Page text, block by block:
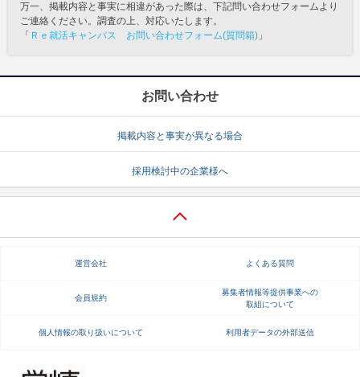
万一、掲載内容と事実に相違があった際は、下記問い合わせフォームより
ご連絡ください。調査の上、対応いたします。
「 Ｒｅ就活キャンパス お問い合わせフォーム(質問箱) 」
お問い合わせ
掲載内容と事実が異なる場合
採用検討中の企業様へ
運営会社 よくある質問
会員規約
募集者情報等提供事業への
取組について
個人情報の取り扱いについて 利用者データの外部送信